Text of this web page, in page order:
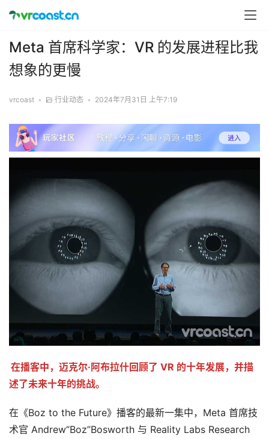
Meta 首席科学家：VR 的发展进程比我
想象的更慢
vrcoast • 行业动态 • 2024年7月31日 上午7:19
在播客中，迈克尔·阿布拉什回顾了 VR 的十年发展，并描
述了未来十年的挑战。
在《Boz to the Future》播客的最新一集中，Meta 首席技
术官 Andrew“Boz”Bosworth 与 Reality Labs Research